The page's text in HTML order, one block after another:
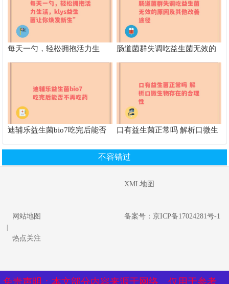
每天一勺，轻松拥抱活力生
活，klys益生菌让你焕发新生”
肠道菌群失调吃益生菌无效的
原因及其他改善途径
迪辅乐益生菌bio7吃完后能否
口有益生菌正常吗 解析口微生
免责声明：本文部分内容来源于网络，仅用于参考、
不容错过
XML地图
网站地图
热点关注
备案号：京ICP备17024281号-1
免责声明：本文部分内容来源于网络，仅用于参考、